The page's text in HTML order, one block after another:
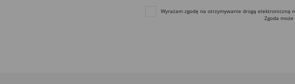
Wyrażam zgodę na otrzymywanie drogą elektroniczną
Zgoda